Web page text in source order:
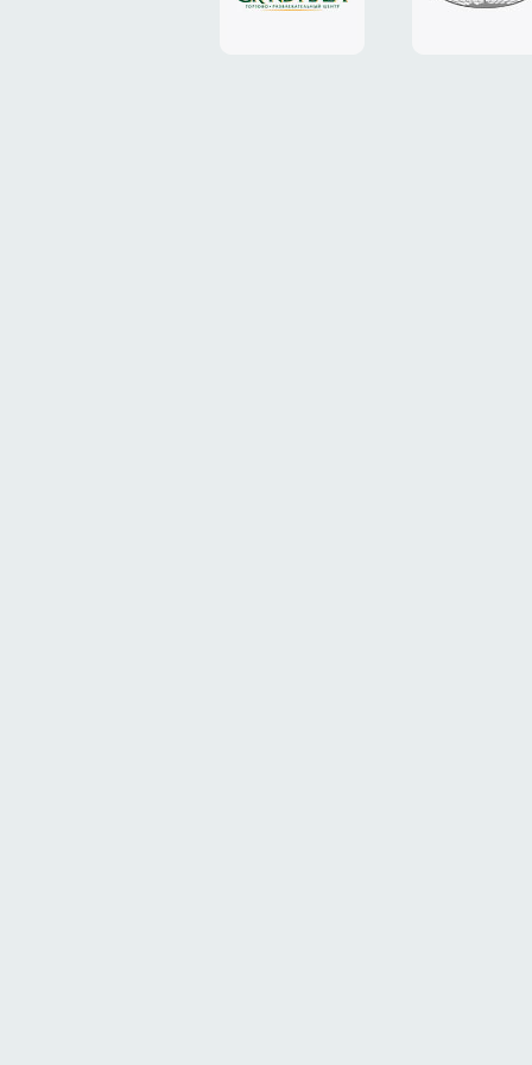
«Grand